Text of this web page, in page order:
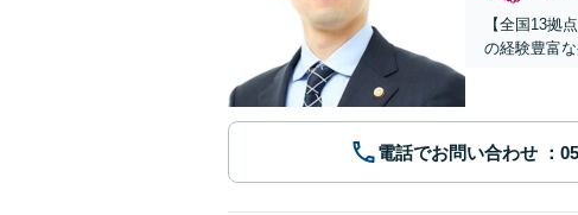
【全国13拠
の経験豊富
電話でお問い合わせ